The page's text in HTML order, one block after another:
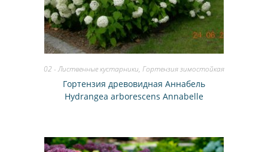
02 - Лиственные кустарники, Гортензия зимостойкая
Гортензия древовидная Аннабель
Hydrangea arborescens Annabelle